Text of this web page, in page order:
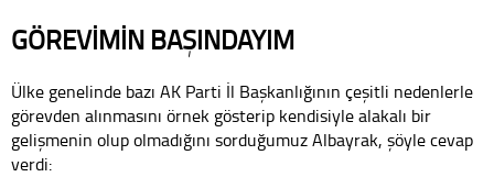
GÖREVİMİN BAŞINDAYIM
Ülke genelinde bazı AK Parti İl Başkanlığının çeşitli nedenlerle
görevden alınmasını örnek gösterip kendisiyle alakalı bir
gelişmenin olup olmadığını sorduğumuz Albayrak, şöyle cevap
verdi: